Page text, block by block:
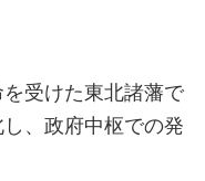
受けた東北諸藩で
、政府中枢での発